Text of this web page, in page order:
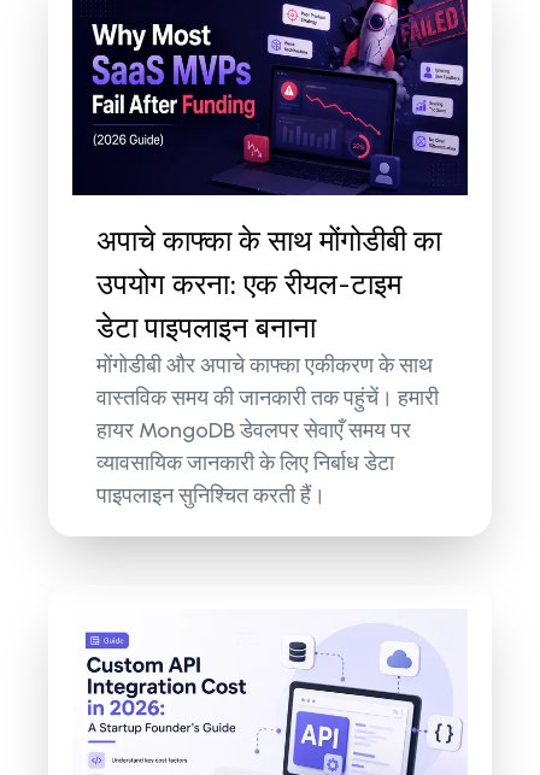
अपाचे काफ्का के साथ मोंगोडीबी का
उपयोग करना: एक रीयल-टाइम
डेटा पाइपलाइन बनाना
मोंगोडीबी और अपाचे काफ्का एकीकरण के साथ
वास्तविक समय की जानकारी तक पहुंचें। हमारी
हायर MongoDB डेवलपर सेवाएँ समय पर
व्यावसायिक जानकारी के लिए निर्बाध डेटा
पाइपलाइन सुनिश्चित करती हैं।